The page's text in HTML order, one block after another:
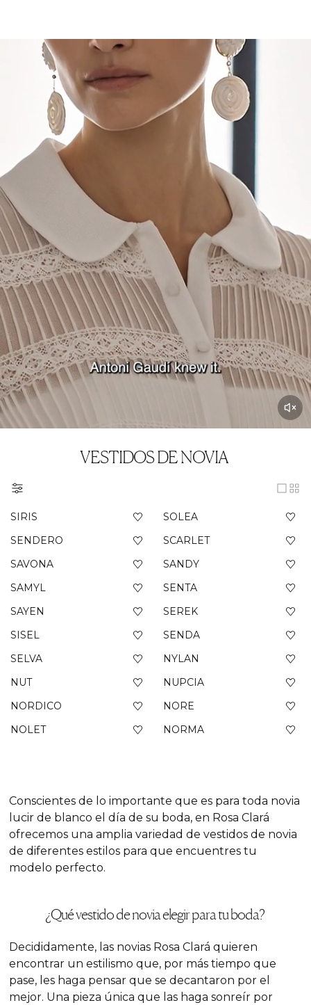
VESTIDOS DE NOVIA
SIRIS
SOLEA
SENDERO
SCARLET
SAVONA
SANDY
SAMYL
SENTA
SAYEN
SEREK
SISEL
SENDA
SELVA
NYLAN
NUT
NUPCIA
NORDICO
NORE
NOLET
NORMA
Conscientes de lo importante que es para toda novia
lucir de blanco el día de su boda, en Rosa Clará
ofrecemos una amplia variedad de vestidos de novia
de diferentes estilos para que encuentres tu
modelo perfecto.
¿Qué vestido de novia elegir para tu boda?
Decididamente, las novias Rosa Clará quieren
encontrar un estilismo que, por más tiempo que
pase, les haga pensar que se decantaron por el
mejor. Una pieza única que las haga sonreír por